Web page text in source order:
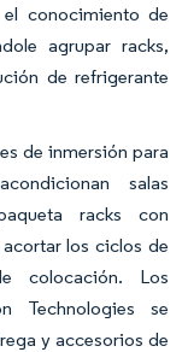
conocimiento de
agrupar racks,
de refrigerante
de inmersión para
salas
racks con
los ciclos de
colocación. Los
Technologies se
y accesorios de